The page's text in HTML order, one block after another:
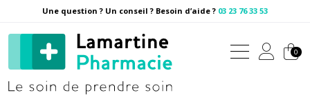
Une question ? Un conseil ? Besoin d’aide ? 03 23 76 33 53
Pharmacie Lamartine
0